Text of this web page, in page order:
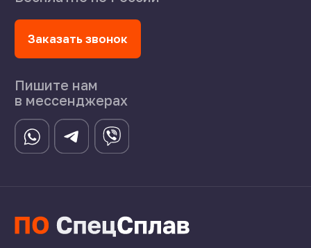
Политика конфиденциальности
Создание сайта